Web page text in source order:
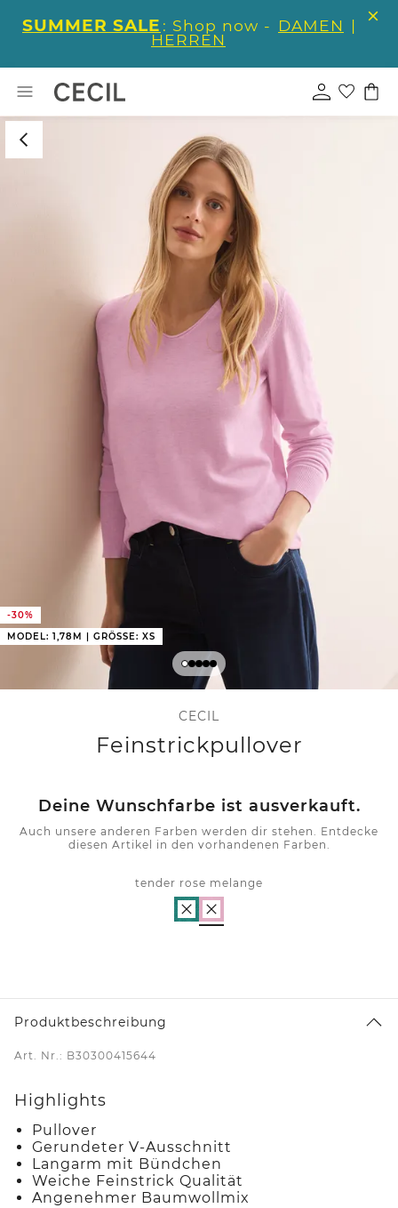
SUMMER SALE : Shop now - DAMEN |
HERREN
-30%
MODEL: 1,78M | GRÖSSE: XS
CECIL
Feinstrickpullover
Deine Wunschfarbe ist ausverkauft.
Auch unsere anderen Farben werden dir stehen. Entdecke
diesen Artikel in den vorhandenen Farben.
tender rose melange
Produktbeschreibung
Art. Nr.: B30300415644
Highlights
Pullover
Gerundeter V-Ausschnitt
Langarm mit Bündchen
Weiche Feinstrick Qualität
Angenehmer Baumwollmix